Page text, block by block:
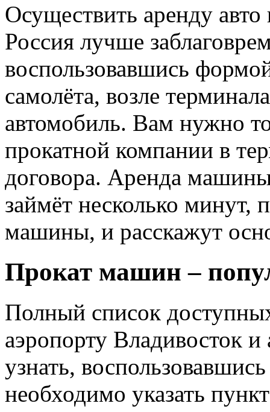
Осуществить аренду
Россия лучше
воспользовавшись
самолёта, возле
автомобиль. Вам нужно
прокатной компании в
договора. Аренда
займёт несколько минут,
машины, и расскажут
Прокат машин –
Полный список
аэропорту Владивосток
узнать,
необходимо указать